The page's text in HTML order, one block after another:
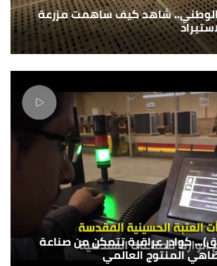
الوطني.. شاهد كيف ساهمت مزرعة
كوادر عراقية تتمكن من صناعة
المنتوج العالمي